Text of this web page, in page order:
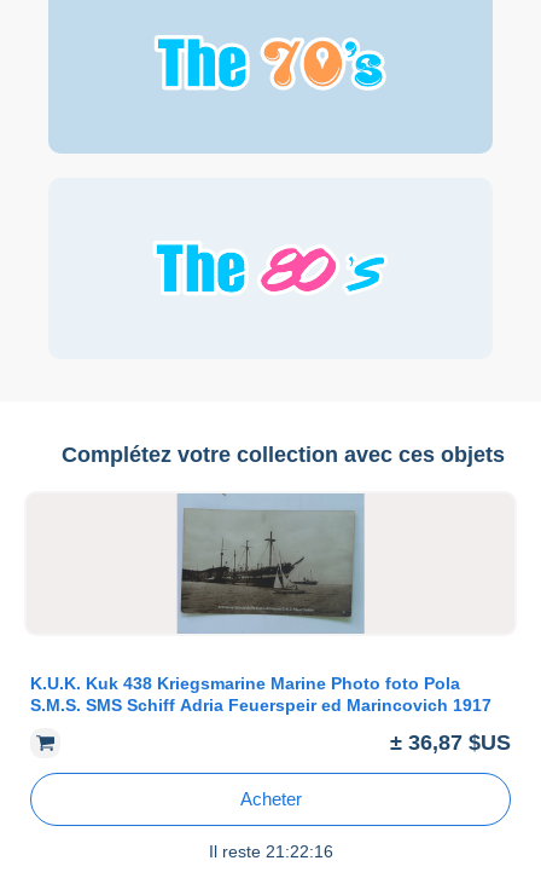
Complétez votre collection avec ces objets
K.U.K. Kuk 438 Kriegsmarine Marine Photo foto Pola
S.M.S. SMS Schiff Adria Feuerspeir ed Marincovich 1917
± 36,87 $US
Acheter
Il reste 21:22:16